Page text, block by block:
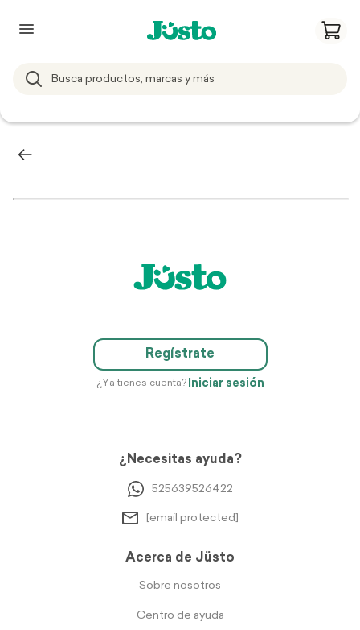
Regístrate
¿Ya tienes cuenta? Iniciar sesión
¿Necesitas ayuda?
525639526422
[email protected]
Acerca de Jüsto
Sobre nosotros
Centro de ayuda